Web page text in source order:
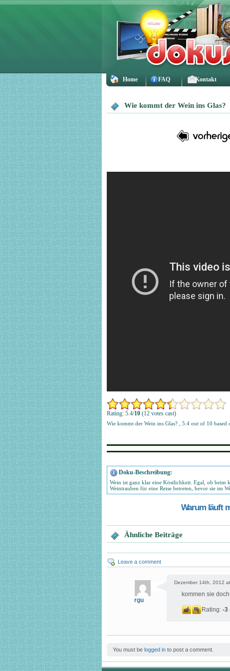
Home FAQ Kontakt
Wie kommt der Wein ins Glas?
Rating: 5.4/10 (12 votes cast)
Wie kommt der Wein ins Glas? 5.4 out of 10 based
Doku-Beschreibung:
Wein ist ganz klar eine Köstlichkeit. Egal, ob beim
Weintrauben für eine Reise betreten, bevor sie im
Warum läuft
Ähnliche Beiträge
Leave a comment
rgu
Dezember 14th, 2012
kommen sie
Rating: -3
You must be logged in to post a comment.